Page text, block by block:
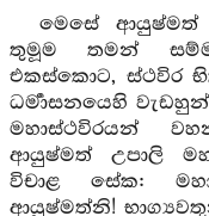
මෙසේ ආයුෂ්මත්
තුමූම තමන්
එකස්කොට, ස්ථවිර
ධර්‍මාසනයෙහි
මහාස්ථවිරයන්
ආයුෂ්මත් උපාලි
විචාළ සේක:
ආයුෂ්මත්නි!